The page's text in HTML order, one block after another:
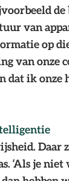
van
op
van onze
dat ik
Daar
‘Als je